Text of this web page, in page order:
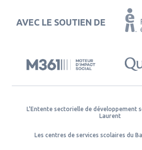
AVEC LE SOUTIEN DE
L'Entente sectorielle de développement
Laurent
Les centres de services scolaires du